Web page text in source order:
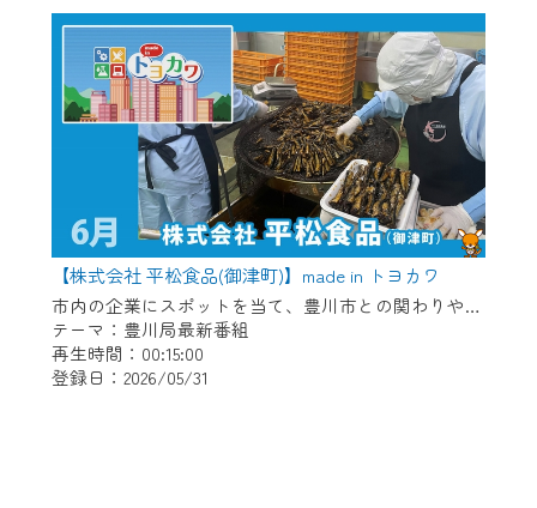
【株式会社 平松食品(御津町)】made in トヨカワ
市内の企業にスポットを当て、豊川市との関わりや自慢の商品などを放送。 【紹介企業】株式会社 平松食品(御津町)
テーマ：豊川局最新番組
再生時間：00:15:00
登録日：2026/05/31